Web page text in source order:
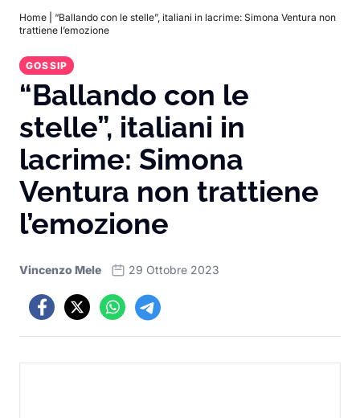
Home
“Ballando con le stelle”, italiani in lacrime: Simona Ventura non
trattiene l’emozione
GOSSIP
“Ballando con le
stelle”, italiani in
lacrime: Simona
Ventura non trattiene
l’emozione
Vincenzo Mele 29 Ottobre 2023